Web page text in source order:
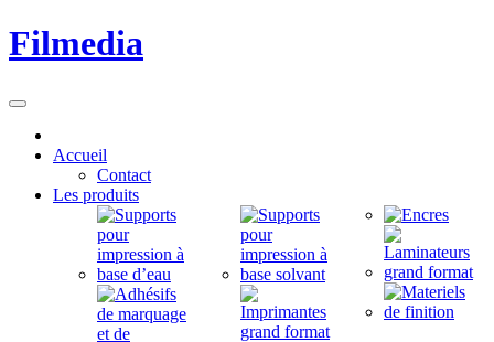
Filmedia
Accueil
Contact
Les produits